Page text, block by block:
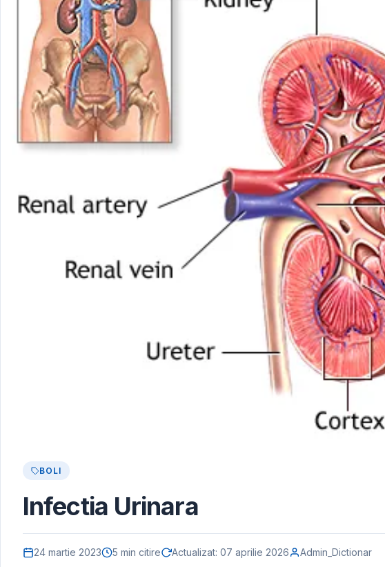
BOLI
Infectia Urinara
24 martie 2023 5 min citire Actualizat: 07 aprilie 2026 Admin_Dictionar